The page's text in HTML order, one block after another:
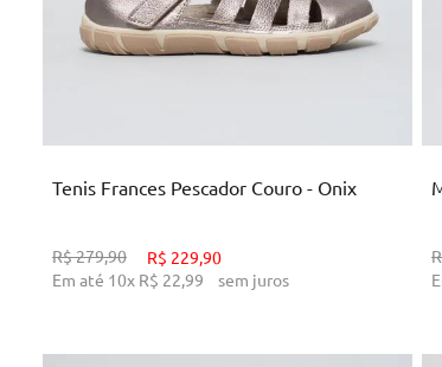
Tenis Frances Pescador Couro - Onix
R$279,90 R$ 229 90
Em até 10x R$ 22 99 sem juros